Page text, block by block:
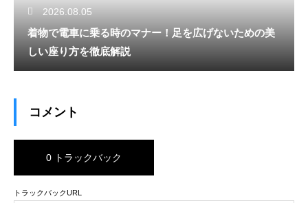
2026.08.05
着物で電車に乗る時のマナー！足を広げないための美
しい座り方を徹底解説
コメント
0 トラックバック
トラックバックURL